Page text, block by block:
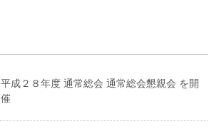
平成２８年度 通常総会 通常総会懇親会 を開
催